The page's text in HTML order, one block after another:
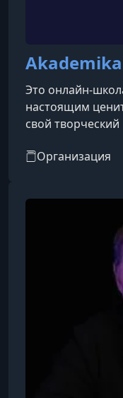
Akademika
Это онлайн-
настоящим
свой
Организация